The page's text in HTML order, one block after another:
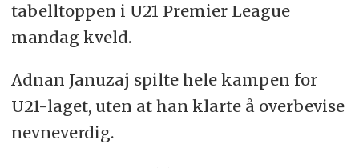
tabelltoppen i U21 Premier League
mandag kveld.
Adnan Januzaj spilte hele kampen for
U21-laget, uten at han klarte å overbevise
nevneverdig.